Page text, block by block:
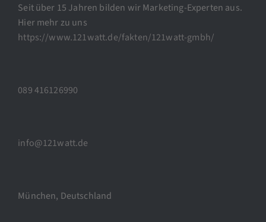
Seit über 15 Jahren bilden wir Marketing-Experten aus.
Hier mehr zu uns
https://www.121watt.de/fakten/121watt-gmbh/
089 416126990
info@121watt.de
München, Deutschland